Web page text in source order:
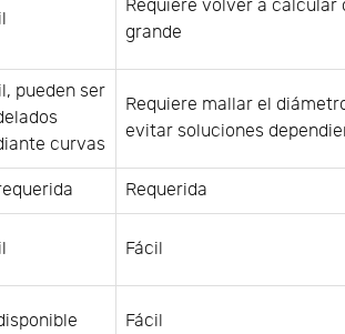
Requiere volver a calcular
grande
pueden ser
curvas
Requiere mallar el
evitar soluciones
Requerida
Fácil
Fácil